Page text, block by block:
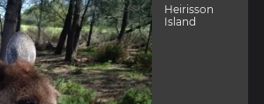
Heirisson
Island